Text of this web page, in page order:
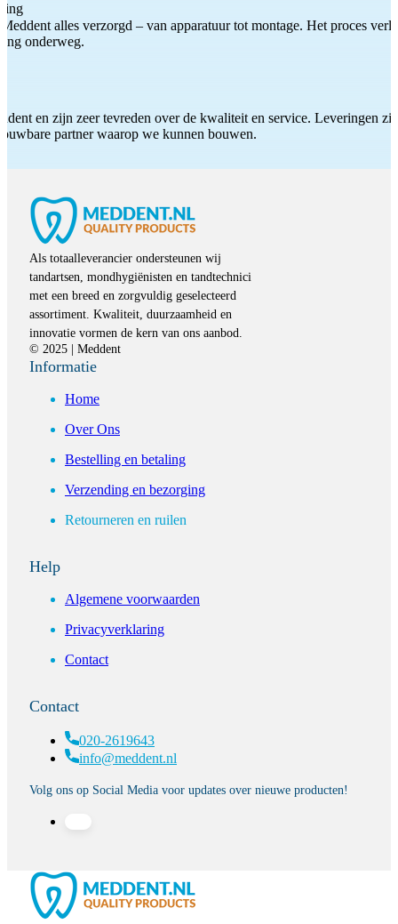
alles verzorgd – van apparatuur tot montage. Het proces
onderweg.
en zijn zeer tevreden over de kwaliteit en service. Leveringen
partner waarop we kunnen bouwen.
Als totaalleverancier ondersteunen wij
tandartsen, mondhygiënisten en tandtechnici
met een breed en zorgvuldig geselecteerd
assortiment. Kwaliteit, duurzaamheid en
innovatie vormen de kern van ons aanbod.
© 2025 | Meddent
Informatie
Home
Over Ons
Bestelling en betaling
Verzending en bezorging
Retourneren en ruilen
Help
Algemene voorwaarden
Privacyverklaring
Contact
Contact
020-2619643
info@meddent.nl
Volg ons op Social Media voor updates over nieuwe producten!